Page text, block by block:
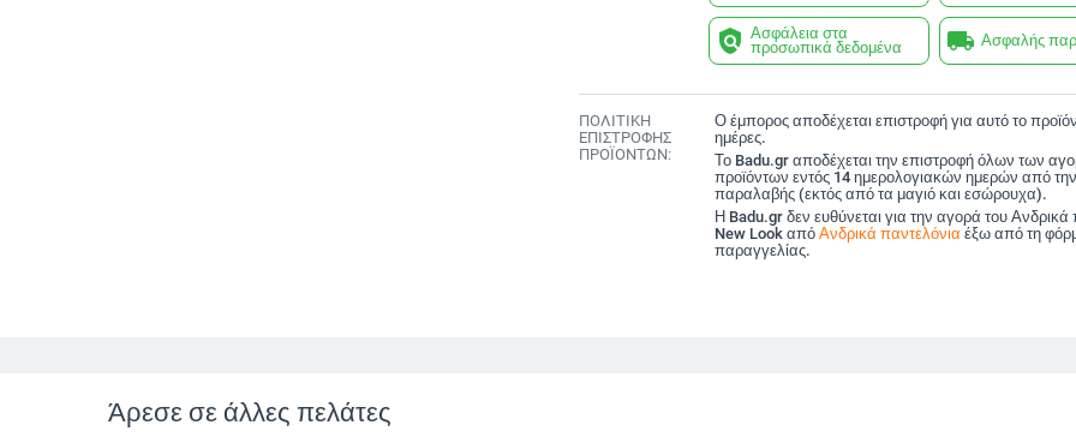
policy Ασφάλεια στα
προσωπικά δεδομένα
local_shipping Ασφαλής
ΠΟΛΙΤΙΚΗ
ΕΠΙΣΤΡΟΦΗΣ
ΠΡΟΪΟΝΤΩΝ:
Ο έμπορος αποδέχεται επιστροφή για αυτό το
ημέρες.
Το Badu.gr αποδέχεται την επιστροφή όλων των
προϊόντων εντός 14 ημερολογιακών ημερών από
παραλαβής (εκτός από τα μαγιό και εσώρουχα).
Η Badu.gr δεν ευθύνεται για την αγορά του Ανδρικά
New Look από Ανδρικά παντελόνια έξω από τη
παραγγελίας.
Άρεσε σε άλλες πελάτες